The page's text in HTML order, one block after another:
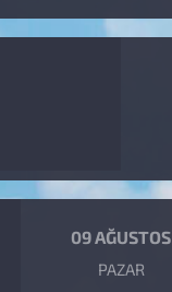
09 AĞUSTOS
PAZAR